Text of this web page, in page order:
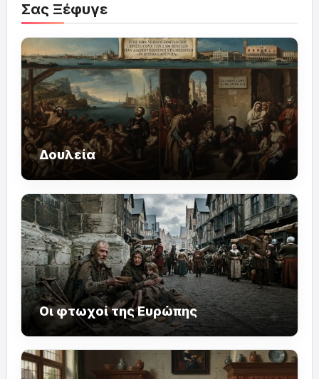
Σας Ξέφυγε
Δουλεία
Οι φτωχοί της Ευρώπης